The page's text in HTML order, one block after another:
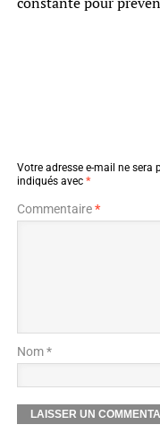
Votre adresse e-mail ne sera
indiqués avec *
Commentaire*
Nom *